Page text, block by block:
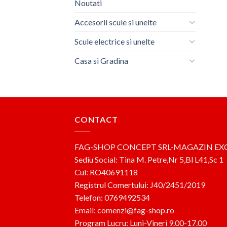
Noutati
Accesorii scule si unelte
Scule electrice si unelte
Casa si Gradina
CONTACT
FAG-SHOP CONCEPT SRL-MAGAZIN
Sediu Social: Tina M. Petre,Nr 5,Bl L41,Sc 1
Cui: RO40691118
Registrul Comertului: J40/2451/2019
Telefon: 0769492534
Email: comenzi@fag-shop.ro
Program Lucru: Luni-Vineri 9.00-17.00